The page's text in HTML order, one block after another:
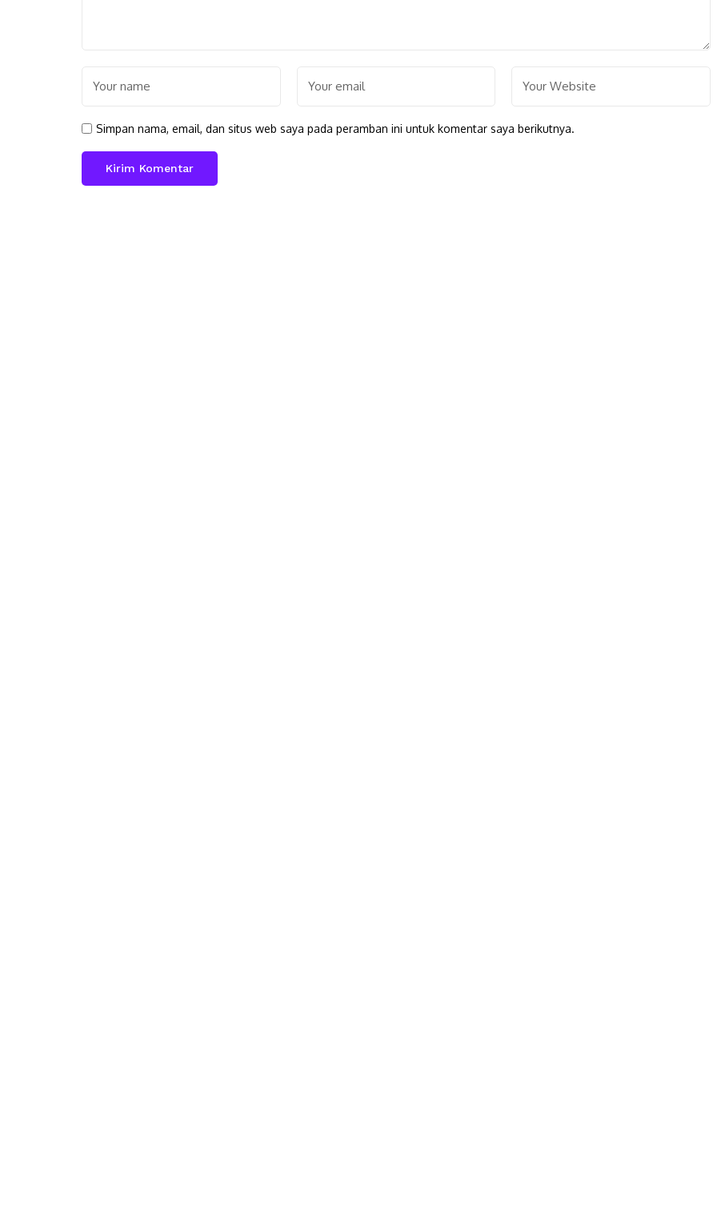
Simpan nama, email, dan situs web saya pada peramban ini untuk komentar saya berikutnya.